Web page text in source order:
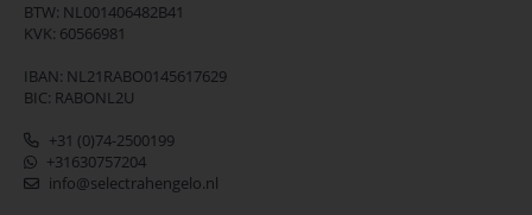
BTW: NL001406482B41
KVK: 60566981
IBAN: NL21RABO0145617629
BIC: RABONL2U
+31 (0)74-2500199
+31630757204
info@selectrahengelo.nl